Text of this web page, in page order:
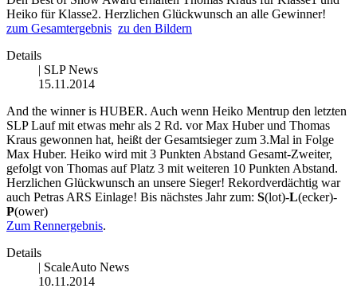
Heiko für Klasse2. Herzlichen Glückwunsch an alle Gewinner!
zum Gesamtergebnis zu den Bildern
Details
| SLP News
15.11.2014
And the winner is HUBER. Auch wenn Heiko Mentrup den letzten
SLP Lauf mit etwas mehr als 2 Rd. vor Max Huber und Thomas
Kraus gewonnen hat, heißt der Gesamtsieger zum 3.Mal in Folge
Max Huber. Heiko wird mit 3 Punkten Abstand Gesamt-Zweiter,
gefolgt von Thomas auf Platz 3 mit weiteren 10 Punkten Abstand.
Herzlichen Glückwunsch an unsere Sieger! Rekordverdächtig war
auch Petras ARS Einlage! Bis nächstes Jahr zum: S(lot)-L(ecker)-
P(ower)
Zum Rennergebnis.
Details
| ScaleAuto News
10.11.2014